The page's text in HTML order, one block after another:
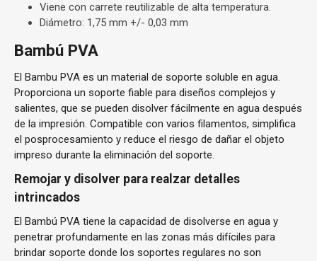
Viene con carrete reutilizable de alta temperatura.
Diámetro: 1,75 mm +/- 0,03 mm
Bambú PVA
El Bambu PVA es un material de soporte soluble en agua.
Proporciona un soporte fiable para diseños complejos y
salientes, que se pueden disolver fácilmente en agua después
de la impresión. Compatible con varios filamentos, simplifica
el posprocesamiento y reduce el riesgo de dañar el objeto
impreso durante la eliminación del soporte.
Remojar y disolver para realzar detalles
intrincados
El Bambú PVA tiene la capacidad de disolverse en agua y
penetrar profundamente en las zonas más difíciles para
brindar soporte donde los soportes regulares no son